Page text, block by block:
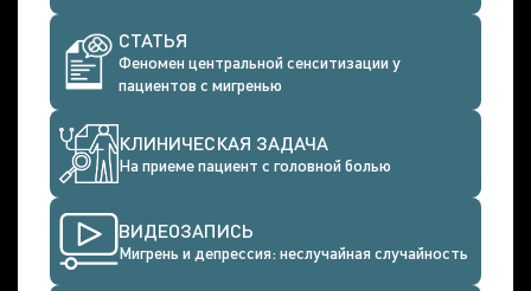
СТАТЬЯ
Феномен центральной сенситизации у
пациентов с мигренью
КЛИНИЧЕСКАЯ ЗАДАЧА
На приеме пациент с головной болью
ВИДЕОЗАПИСЬ
Мигрень и депрессия: неслучайная случайность